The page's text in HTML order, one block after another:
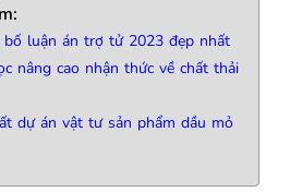
bố luận án trợ tử 2023 đẹp nhất
nâng cao nhận thức về chất thải
dự án vật tư sản phẩm dầu mỏ